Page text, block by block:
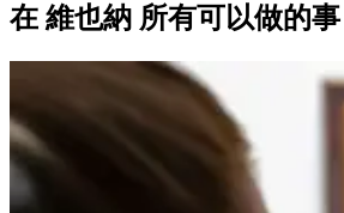
在 維也納 所有可以做的事